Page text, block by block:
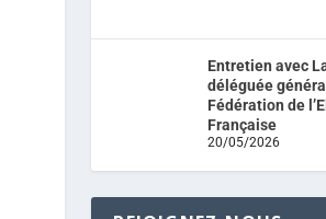
Entretien avec
déléguée
Fédération de
Française
20/05/2026